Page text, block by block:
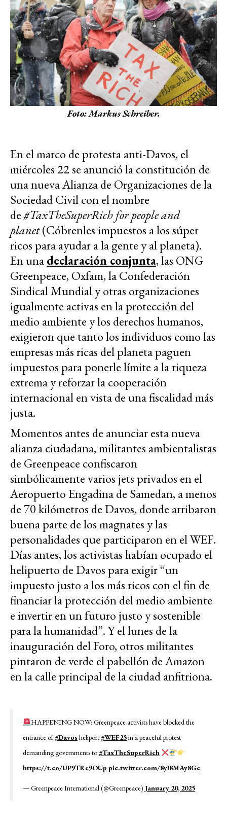
Foto: Markus Schreiber.
En el marco de protesta anti-Davos, el
miércoles 22 se anunció la constitución de
una nueva Alianza de Organizaciones de la
Sociedad Civil con el nombre
de#TaxTheSuperRich for people and
planet(Cóbrenles impuestos a los súper
ricos para ayudar a la gente y al planeta).
En unadeclaración conjunta, las ONG
Greenpeace, Oxfam, la Confederación
Sindical Mundial y otras organizaciones
igualmente activas en la protección del
medio ambiente y los derechos humanos,
exigieron que tanto los individuos como las
empresas más ricas del planeta paguen
impuestos para ponerle límite a la riqueza
extrema y reforzar la cooperación
internacional en vista de una fiscalidad más
justa.
Momentos antes de anunciar esta nueva
alianza ciudadana, militantes ambientalistas
de Greenpeace confiscaron
simbólicamente varios jets privados en el
Aeropuerto Engadina de Samedan, a menos
de 70 kilómetros de Davos, donde arribaron
buena parte de los magnates y las
personalidades que participaron en el WEF.
Días antes, los activistas habían ocupado el
helipuerto de Davos para exigir “un
impuesto justo a los más ricos con el fin de
financiar la protección del medio ambiente
e invertir en un futuro justo y sostenible
para la humanidad”. Y el lunes de la
inauguración del Foro, otros militantes
pintaron de verde el pabellón de Amazon
en la calle principal de la ciudad anfitriona.
HAPPENING NOW: Greenpeace activists have blocked the
entrance of#Davos heliport#WEF25in a peaceful protest
demanding governments to#TaxTheSuperRich
https://t.co/UP9TRe9OUp pic.twitter.com/8yI8MAy8Gc
— Greenpeace International (@Greenpeace) January 20, 2025